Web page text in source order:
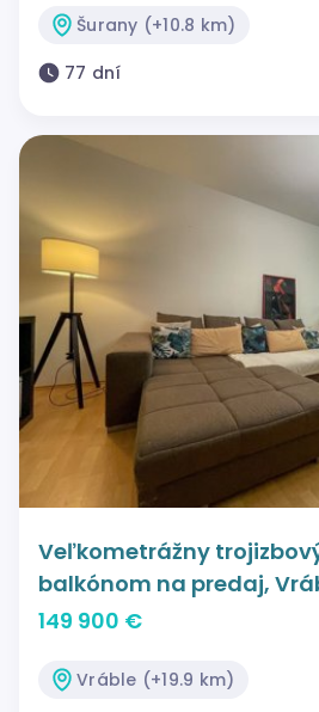
Šurany (+10.8 km)
77 dní
Veľkometrážny
balkónom na predaj,
149 900 €
Vráble (+19.9 km)